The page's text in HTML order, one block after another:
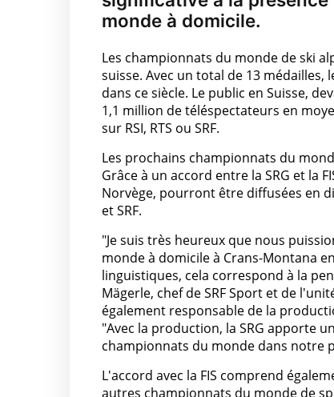
monde à domicile.
Les championnats du monde de ski
suisse. Avec un total de 13
dans ce siècle. Le public en Suisse,
1,1 million de téléspectateurs en
sur RSI, RTS ou SRF.
Les prochains championnats du
Grâce à un accord entre la SRG et la
Norvège, pourront être diffusées en
et SRF.
"Je suis très heureux que nous
monde à domicile à Crans-Montana
linguistiques, cela correspond à la
Mägerle, chef de SRF Sport et de
également responsable de la
"Avec la production, la SRG apporte
championnats du monde dans notre
L'accord avec la FIS comprend
autres championnats du monde de